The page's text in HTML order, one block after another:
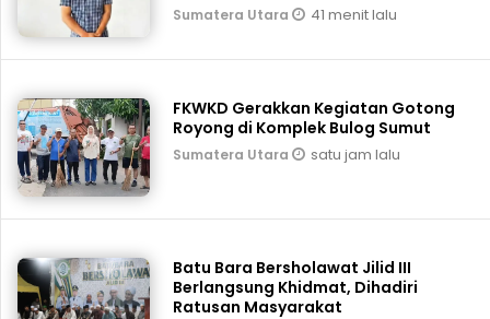
Sumatera Utara 41 menit lalu
FKWKD Gerakkan Kegiatan Gotong
Royong di Komplek Bulog Sumut
Sumatera Utara satu jam lalu
Batu Bara Bersholawat Jilid III
Berlangsung Khidmat, Dihadiri
Ratusan Masyarakat